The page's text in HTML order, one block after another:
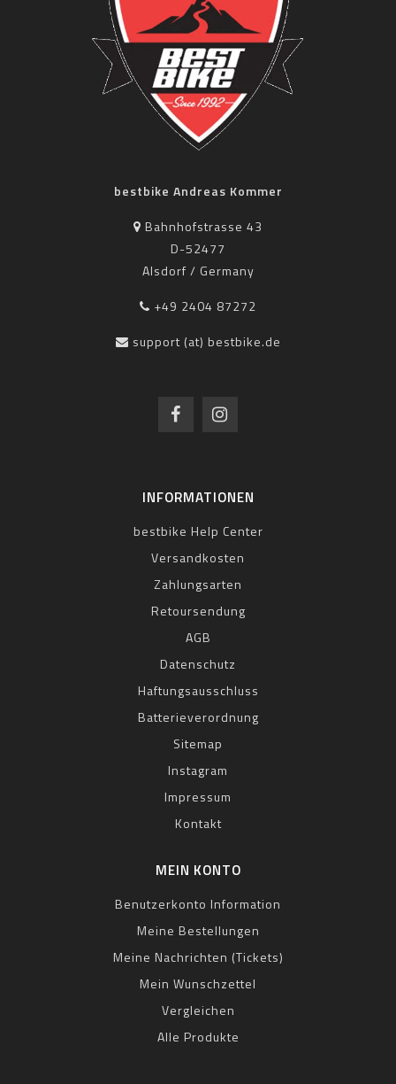
bestbike Andreas Kommer
Bahnhofstrasse 43
D-52477
Alsdorf / Germany
+49 2404 87272
support (at) bestbike.de
INFORMATIONEN
bestbike Help Center
Versandkosten
Zahlungsarten
Retoursendung
AGB
Datenschutz
Haftungsausschluss
Batterieverordnung
Sitemap
Instagram
Impressum
Kontakt
MEIN KONTO
Benutzerkonto Information
Meine Bestellungen
Meine Nachrichten (Tickets)
Mein Wunschzettel
Vergleichen
Alle Produkte